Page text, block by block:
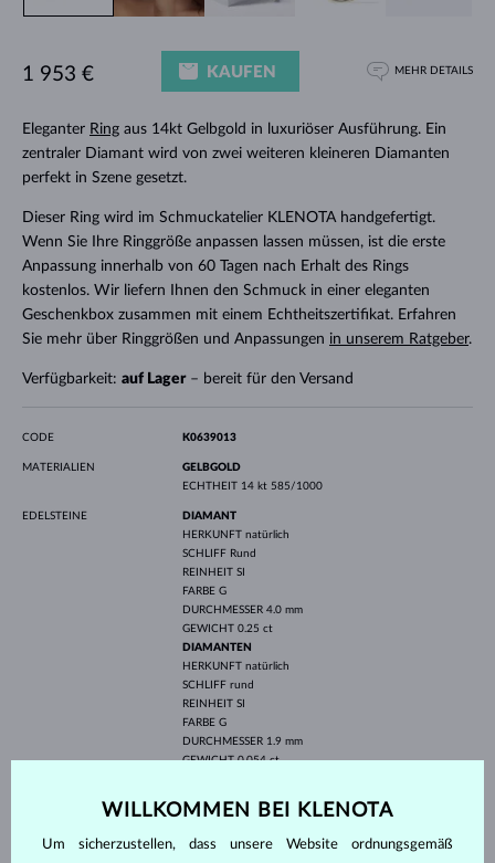
Eleganter Ringaus 14kt Gelbgold in luxuriöser Ausführung. Ein
zentraler Diamant wird von zwei weiteren kleineren Diamanten
perfekt in Szene gesetzt.
Dieser Ring wird im Schmuckatelier KLENOTA handgefertigt.
Wenn Sie Ihre Ringgröße anpassen lassen müssen, ist die erste
Anpassung innerhalb von 60 Tagen nach Erhalt des Rings
kostenlos. Wir liefern Ihnen den Schmuck in einer eleganten
Geschenkbox zusammen mit einem Echtheitszertifikat. Erfahren
Sie mehr über Ringgrößen und Anpassungen in unserem Ratgeber.
Verfügbarkeit: auf Lager– bereit für den Versand
1 953 € KAUFEN MEHR DETAILS
CODE K0639013
MATERIALIEN
GELBGOLD
ECHTHEIT 14 kt 585/1000
EDELSTEINE
DIAMANT
HERKUNFT natürlich
SCHLIFF Rund
REINHEIT SI
FARBE G
DURCHMESSER 4.0 mm
GEWICHT 0.25 ct
DIAMANTEN
HERKUNFT natürlich
SCHLIFF rund
REINHEIT SI
FARBE G
DURCHMESSER 1.9 mm
GEWICHT0.054 ct
1.75 g
WILLKOMMEN BEI KLENOTA
Um sicherzustellen, dass unsere Website ordnungsgemäß